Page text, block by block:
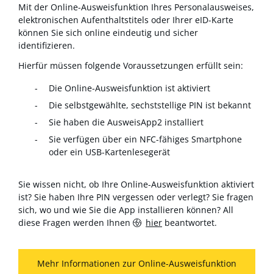
Mit der Online-Ausweisfunktion Ihres Personalausweises,
elektronischen Aufenthaltstitels oder Ihrer eID-Karte
können Sie sich online eindeutig und sicher
identifizieren.
Hierfür müssen folgende Voraussetzungen erfüllt sein:
Die Online-Ausweisfunktion ist aktiviert
Die selbstgewählte, sechststellige PIN ist bekannt
Sie haben die AusweisApp2 installiert
Sie verfügen über ein NFC-fähiges Smartphone
oder ein USB-Kartenlesegerät
Sie wissen nicht, ob Ihre Online-Ausweisfunktion aktiviert
ist? Sie haben Ihre PIN vergessen oder verlegt? Sie fragen
sich, wo und wie Sie die App installieren können? All
diese Fragen werden Ihnen
hier beantwortet.
Mehr Informationen zur Online-Ausweisfunktion